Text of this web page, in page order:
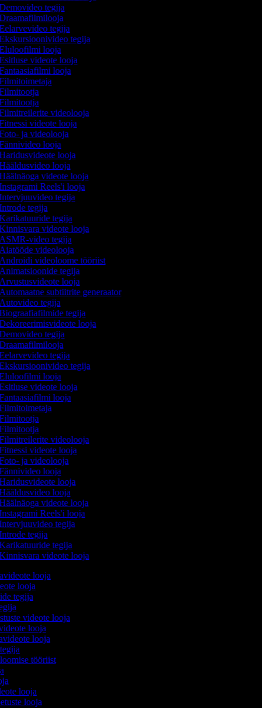
tegija
tegija
tegija
looja
videote looja
looja
videolooja
videote looja
ja videolooja
looja
looja
looja
videote looja
Reels'i looja
tegija
tegija
tegija
videote looja
video tegija
videolooja
videoloome tööriist
tegija
looja
subtiitrite generaator
tegija
tegija
looja
tegija
tegija
tegija
looja
videote looja
looja
videolooja
videote looja
ja videolooja
looja
looja
looja
videote looja
Reels'i looja
tegija
tegija
tegija
videote looja
looja
looja
tegija
videote looja
looja
looja
tööriist
looja
looja